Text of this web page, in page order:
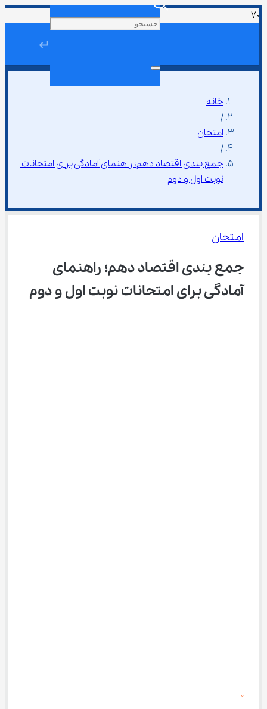
↵
خانه
/
امتحان
/
جمع بندی اقتصاد دهم؛ راهنمای آمادگی برای امتحانات
نوبت اول و دوم
امتحان
جمع بندی اقتصاد دهم؛ راهنمای
آمادگی برای امتحانات نوبت اول و دوم
0